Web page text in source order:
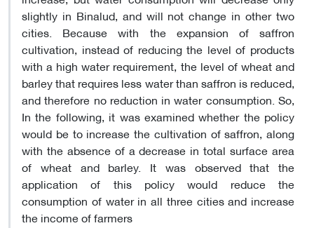
slightly in Binalud, and will not change in other two
cities. Because with the expansion of saffron
cultivation, instead of reducing the level of products
with a high water requirement, the level of wheat and
barley that requires less water than saffron is reduced,
and therefore no reduction in water consumption. So,
In the following, it was examined whether the policy
would be to increase the cultivation of saffron, along
with the absence of a decrease in total surface area
of wheat and barley. It was observed that the
application of this policy would reduce the
consumption of water in all three cities and increase
the income of farmers